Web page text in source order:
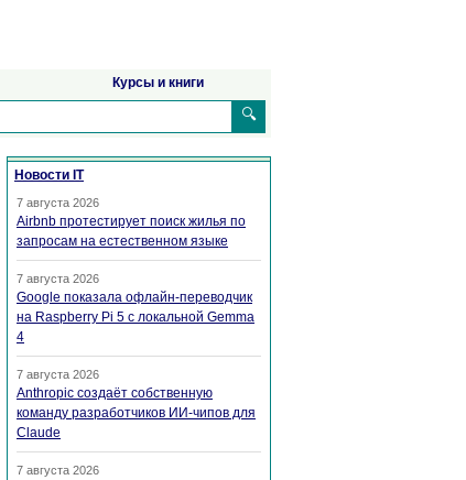
Курсы и книги
🔍
Новости IT
7 августа 2026
Airbnb протестирует поиск жилья по
запросам на естественном языке
7 августа 2026
Google показала офлайн-переводчик
на Raspberry Pi 5 с локальной Gemma
4
7 августа 2026
Anthropic создаёт собственную
команду разработчиков ИИ-чипов для
Claude
7 августа 2026